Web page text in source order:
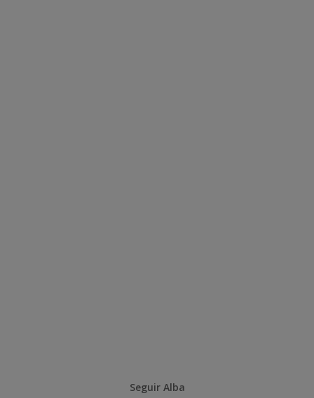
Seguir Alba